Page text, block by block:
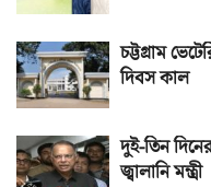
চট্টগ্রাম
দিবস কাল
দুই-তিন
জ্বালানি মন্ত্রী